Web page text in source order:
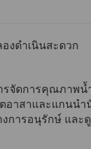
งดำเนินสะดวก
การคุณภาพน้ำ
าสาและแกนน
การอนุรักษ์ แล